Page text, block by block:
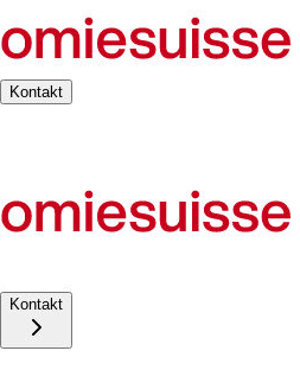
Kontakt
Kontakt